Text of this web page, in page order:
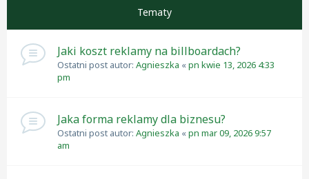
Tematy
Jaki koszt reklamy na billboardach?
Ostatni post autor: Agnieszka «pn kwie 13, 2026 4:33
pm
Jaka forma reklamy dla biznesu?
Ostatni post autor: Agnieszka «pn mar 09, 2026 9:57
am